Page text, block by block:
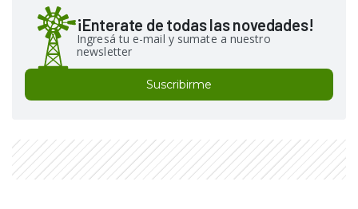
¡Enterate de todas las novedades!
Ingresá tu e-mail y sumate a nuestro
newsletter
Suscribirme